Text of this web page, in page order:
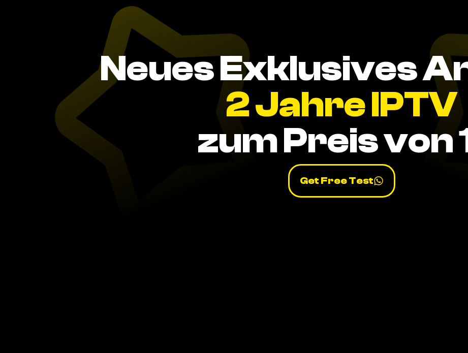
Neues Exklusives
2 Jahre IPTV
zum Preis von
Get Free Test